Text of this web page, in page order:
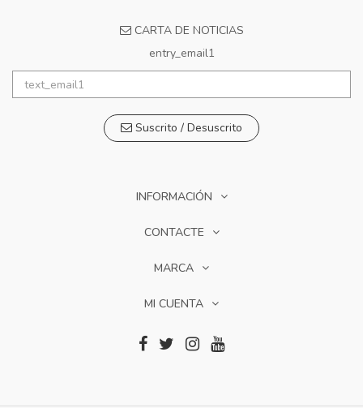
CARTA DE NOTICIAS
entry_email1
Suscrito / Desuscrito
INFORMACIÓN
CONTACTE
MARCA
MI CUENTA